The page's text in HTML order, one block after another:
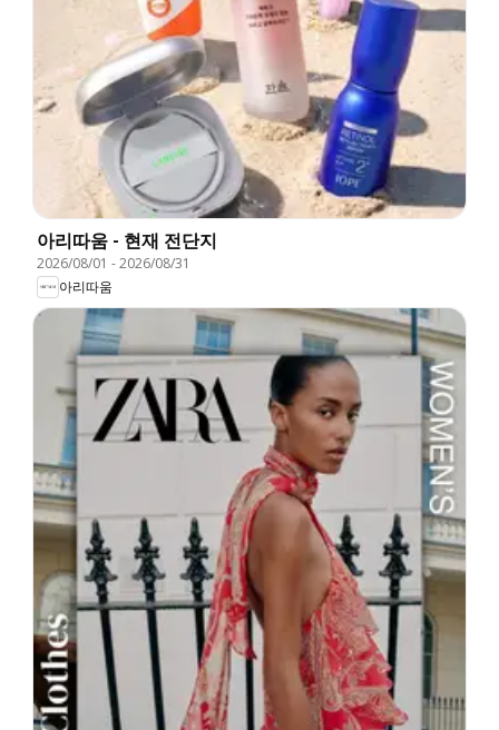
아리따움 - 현재 전단지
2026/08/01 -2026/08/31
아리따움